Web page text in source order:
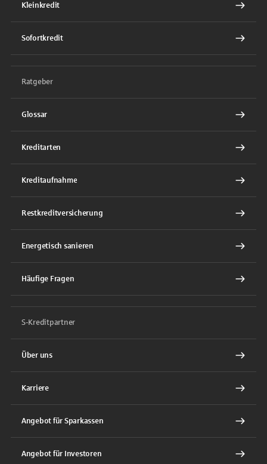
Kleinkredit
Sofortkredit
Ratgeber
Glossar
Kreditarten
Kreditaufnahme
Restkreditversicherung
Energetisch sanieren
Häufige Fragen
S-Kreditpartner
Über uns
Karriere
Angebot für Sparkassen
Angebot für Investoren